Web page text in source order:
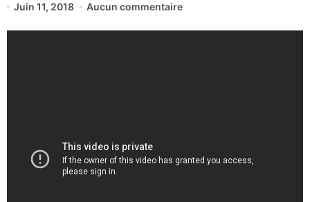
Juin 11, 2018 Aucun commentaire